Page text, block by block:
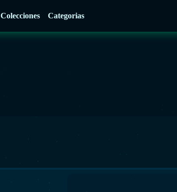
Colecciones Categorias